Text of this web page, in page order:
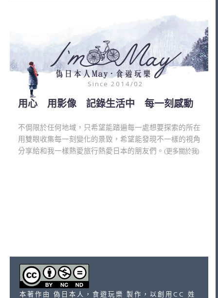
Since 2014/02
用心 用影像 記錄生活中 每一刻感動
不侷限於任何地域，只希望能踏遍每一處想要探索的所在
用雙眼收集每一刻變化的景致，希望能發現不一樣的視角
分享給和我一樣熱愛旅行熱愛日本的朋友們。 (更多關於我)
本著作由 偽日本人，食遊玩樂 製作，以創用CC 姓